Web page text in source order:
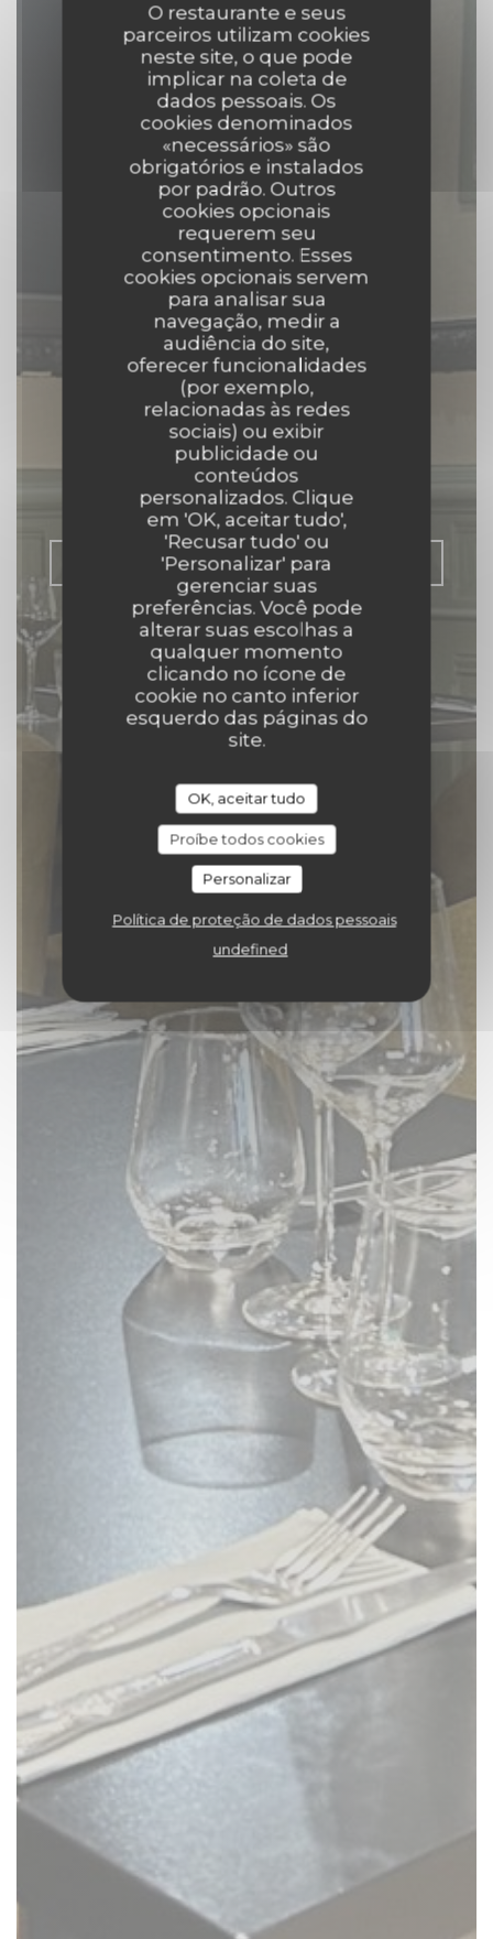
O restaurante e seus
parceiros utilizam cookies
neste site, o que pode
implicar na coleta de
dados pessoais. Os
cookies denominados
«necessários» são
obrigatórios e instalados
por padrão. Outros
cookies opcionais
requerem seu
consentimento. Esses
cookies opcionais servem
para analisar sua
navegação, medir a
audiência do site,
oferecer funcionalidades
(por exemplo,
relacionadas às redes
sociais) ou exibir
publicidade ou
conteúdos
personalizados. Clique
em 'OK, aceitar tudo',
'Recusar tudo' ou
'Personalizar' para
gerenciar suas
preferências. Você pode
alterar suas escolhas a
qualquer momento
clicando no ícone de
cookie no canto inferior
esquerdo das páginas do
site.
OK, aceitar tudo
Proíbe todos cookies
Personalizar
Política de proteção de dados pessoais
undefined
Le Baroque - Bar &
Restaurant
|TRÉVOUX
RESERVAR UMA MESA